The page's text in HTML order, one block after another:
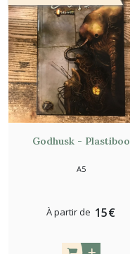
Godhusk - Plastiboo
A5
À partir de 15€